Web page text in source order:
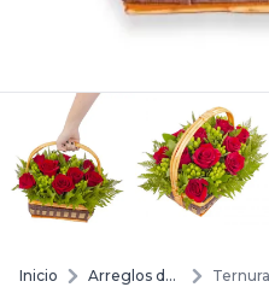
Inicio
Arreglos de